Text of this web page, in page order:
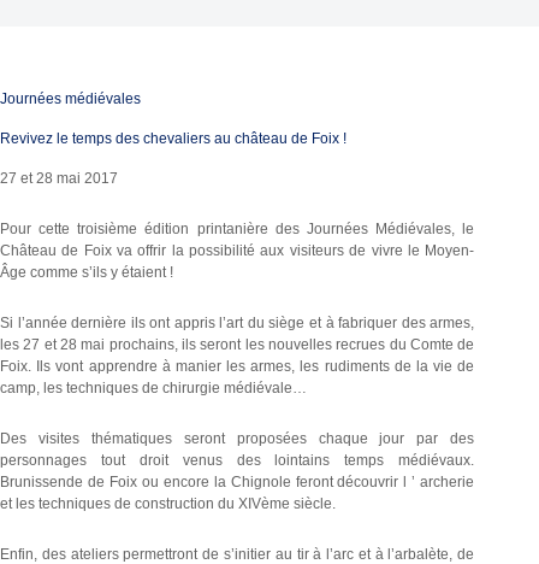
Journées médiévales
Revivez le temps des chevaliers au château de Foix !
27 et 28 mai 2017
Pour cette troisième édition printanière des Journées Médiévales, le
Château de Foix va offrir la possibilité aux visiteurs de vivre le Moyen-
Âge comme s’ils y étaient !
Si l’année dernière ils ont appris l’art du siège et à fabriquer des armes,
les 27 et 28 mai prochains, ils seront les nouvelles recrues du Comte de
Foix. Ils vont apprendre à manier les armes, les rudiments de la vie de
camp, les techniques de chirurgie médiévale…
Des visites thématiques seront proposées chaque jour par des
personnages tout droit venus des lointains temps médiévaux.
Brunissende de Foix ou encore la Chignole feront découvrir l ’ archerie
et les techniques de construction du XIVème siècle.
Enfin, des ateliers permettront de s’initier au tir à l’arc et à l’arbalète, de